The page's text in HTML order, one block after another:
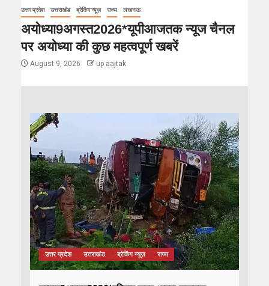
उत्तर प्रदेश उत्तराखंड ब्रेकिंग न्यूज़ राज्य लखनऊ
अयोध्या9अगस्त2026*यूपीआजतक न्यूज चैनल
पर अयोध्या की कुछ महत्वपूर्ण खबरें
August 9, 2026 up aajtak
उत्तर प्रदेश उत्तराखंड ब्रेकिंग न्यूज़ राज्य